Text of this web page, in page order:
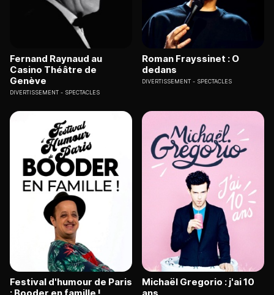
Fernand Raynaud au
Casino Théâtre de
Genève
DIVERTISSEMENT SPECTACLES
Roman Frayssinet : O
dedans
DIVERTISSEMENT SPECTACLES
Festival d'humour de Paris
Michaël Gregorio : j'ai 10